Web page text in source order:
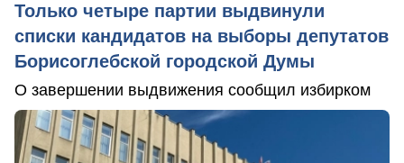
Только четыре партии выдвинули
списки кандидатов на выборы депутатов
Борисоглебской городской Думы
О завершении выдвижения сообщил избирком